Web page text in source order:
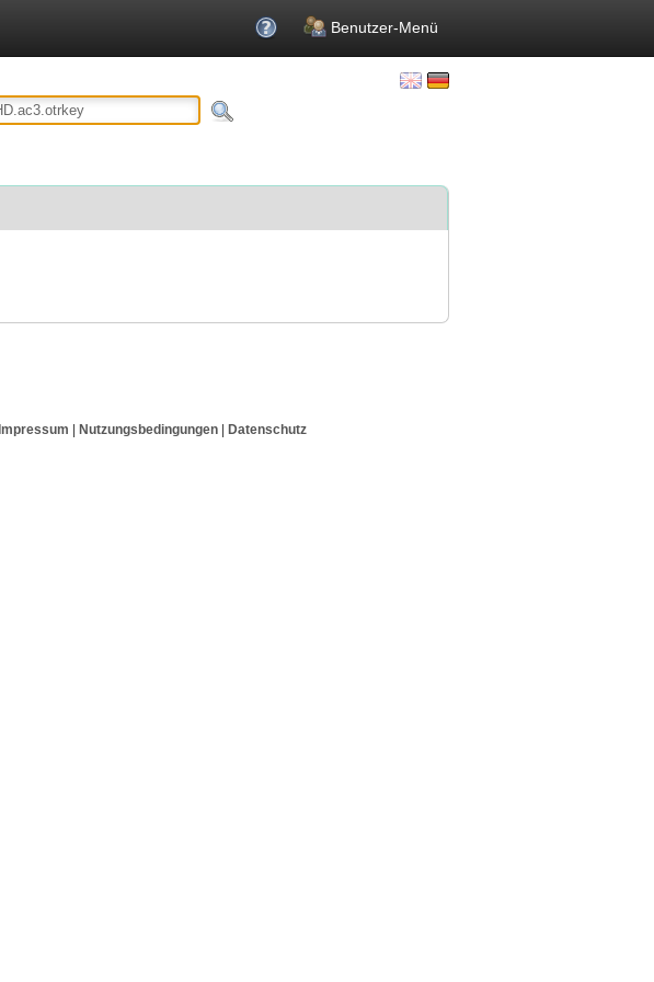
Benutzer-Menü
Impressum Nutzungsbedingungen| Datenschutz